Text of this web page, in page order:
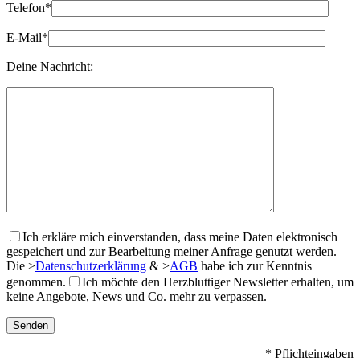
Telefon*
E-Mail*
Deine Nachricht:
Ich erkläre mich einverstanden, dass meine Daten elektronisch
gespeichert und zur Bearbeitung meiner Anfrage genutzt werden.
Die >Datenschutzerklärung & >AGB habe ich zur Kenntnis
genommen.
Ich möchte den Herzbluttiger Newsletter erhalten, um
keine Angebote, News und Co. mehr zu verpassen.
* Pflichteingaben